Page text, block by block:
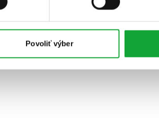
Povoliť výber